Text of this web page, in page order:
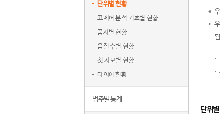
단위별 현황
표제어 분석 기호별 현황
품사별 현황
음절 수별 현황
첫 자모별 현황
다의어 현황
범주별 통계
단위